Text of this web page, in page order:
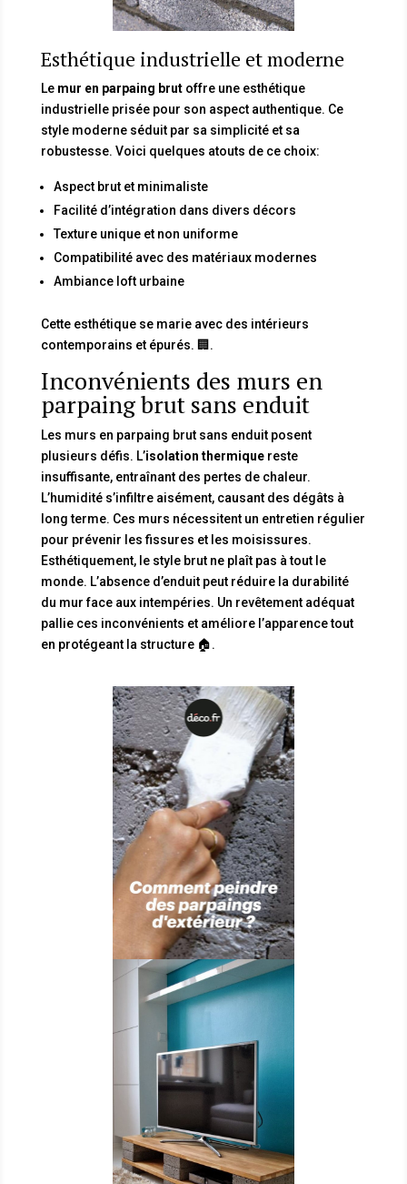
Esthétique industrielle et moderne
Le mur en parpaing brutoffre une esthétique
industrielle prisée pour son aspect authentique. Ce
style moderne séduit par sa simplicité et sa
robustesse. Voici quelques atouts de ce choix:
Aspect brut et minimaliste
Facilité d’intégration dans divers décors
Texture unique et non uniforme
Compatibilité avec des matériaux modernes
Ambiance loft urbaine
Cette esthétique se marie avec des intérieurs
contemporains et épurés. 🏢.
Inconvénients des murs en
parpaing brut sans enduit
Les murs en parpaing brut sans enduit posent
plusieurs défis. L’isolation thermiquereste
insuffisante, entraînant des pertes de chaleur.
L’humidité s’infiltre aisément, causant des dégâts à
long terme. Ces murs nécessitent un entretien régulier
pour prévenir les fissures et les moisissures.
Esthétiquement, le style brut ne plaît pas à tout le
monde. L’absence d’enduit peut réduire la durabilité
du mur face aux intempéries. Un revêtement adéquat
pallie ces inconvénients et améliore l’apparence tout
en protégeant la structure 🏠.